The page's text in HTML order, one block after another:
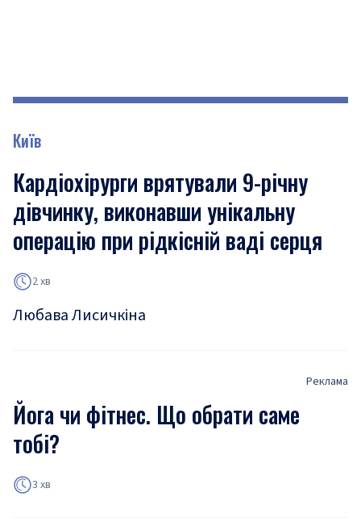
Київ
Кардіохірурги врятували 9-річну
дівчинку, виконавши унікальну
операцію при рідкісній ваді серця
2 хв
Любава Лисичкіна
Реклама
Йога чи фітнес. Що обрати саме
тобі?
3 хв